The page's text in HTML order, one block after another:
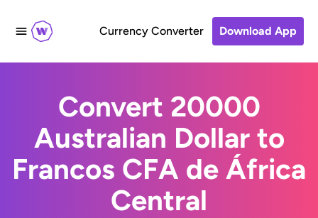
Currency Converter Download App
Convert 20000
Australian Dollar to
Francos CFA de África
Central